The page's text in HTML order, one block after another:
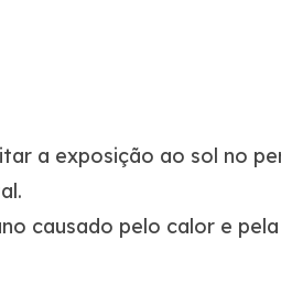
a exposição ao sol no
causado pelo calor e